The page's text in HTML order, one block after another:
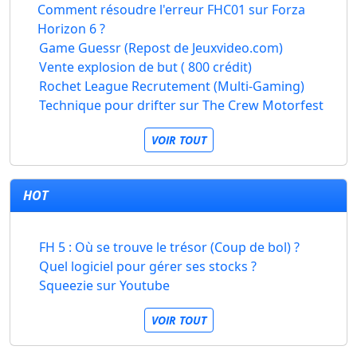
Comment résoudre l'erreur FHC01 sur Forza
Horizon 6 ?
Game Guessr (Repost de Jeuxvideo.com)
Vente explosion de but ( 800 crédit)
Rochet League Recrutement (Multi-Gaming)
Technique pour drifter sur The Crew Motorfest
VOIR TOUT
HOT
FH 5 : Où se trouve le trésor (Coup de bol) ?
Quel logiciel pour gérer ses stocks ?
Squeezie sur Youtube
VOIR TOUT